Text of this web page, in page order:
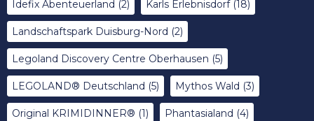
Idefix Abenteuerland (2) Karls Erlebnisdorf(18)
Landschaftspark Duisburg-Nord (2)
Legoland Discovery Centre Oberhausen (5)
LEGOLAND® Deutschland (5) Mythos Wald (3)
Original KRIMIDINNER® (1) Phantasialand (4)